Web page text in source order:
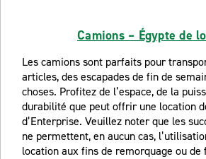
Camions – Égypte de
Les camions sont parfaits pour
articles, des escapades de fin de
choses. Profitez de l’espace, de la
durabilité que peut offrir une location
d’Enterprise. Veuillez noter que les
ne permettent, en aucun cas,
location aux fins de remorquage ou de